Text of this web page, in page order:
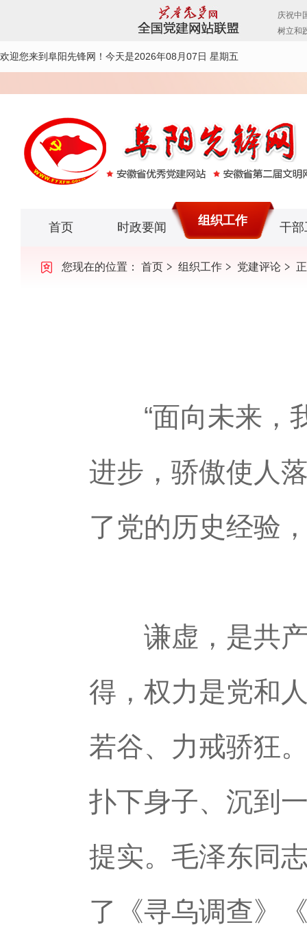
欢迎您来到阜阳先锋网！ 今天是2026年08月07日 星期五
首页 时政要闻 组织工作 干部
您现在的位置： 首页 组织工作 党建评论
“面向未来，我
进步，骄傲使人
了党的历史经验
谦虚，是共产
得，权力是党和
若谷、力戒骄狂
扑下身子、沉到
提实。毛泽东同
了《寻乌调查》